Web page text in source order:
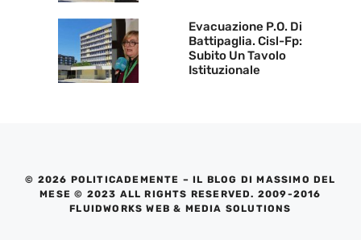
Evacuazione P.O. Di
Battipaglia. Cisl-Fp:
Subito Un Tavolo
Istituzionale
© 2026 POLITICADEMENTE – IL BLOG DI MASSIMO DEL
MESE © 2023 ALL RIGHTS RESERVED. 2009-2016
FLUIDWORKS WEB & MEDIA SOLUTIONS